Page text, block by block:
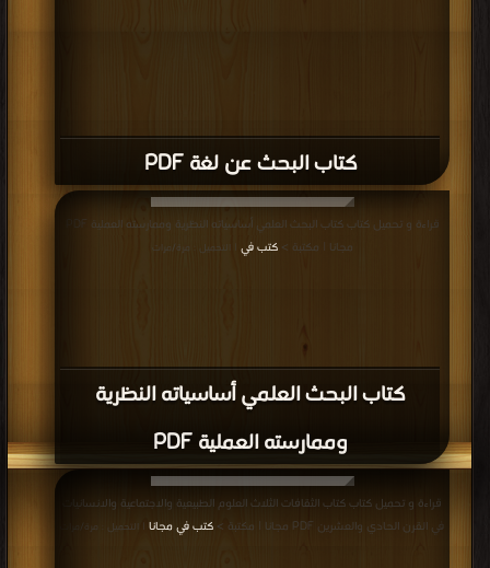
كتاب البحث عن لغة PDF
كتاب البحث العلمي أساسياته النظرية
وممارسته العملية PDF
مجانا | مكتبة >كتب في | التحميل : مرة/مرات
قراءة و تحميل كتاب كتاب الثقافات الثلاث العلوم الطبيعية والاجتماعية والانسانيات
في القرن الحادي والعشرين PDF مجانا | مكتبة >
كتب في مجانا | التحميل : مرة/مرات